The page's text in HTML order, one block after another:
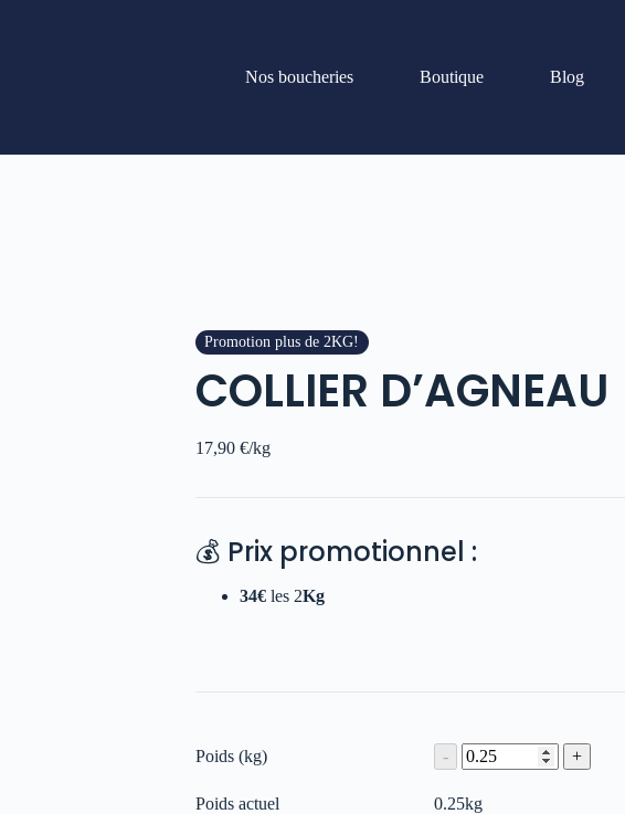
Nos boucheries Boutique Blog
Promotion plus de 2KG!
COLLIER D’AGNEAU
17,90 €/kg
💰 Prix promotionnel :
34€les 2Kg
Poids (kg)
Poids actuel 0.25kg